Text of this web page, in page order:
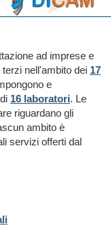
ad imprese e
nell'ambito dei 17
e
16 laboratori. Le
riguardano gli
ambito è
servizi offerti dal